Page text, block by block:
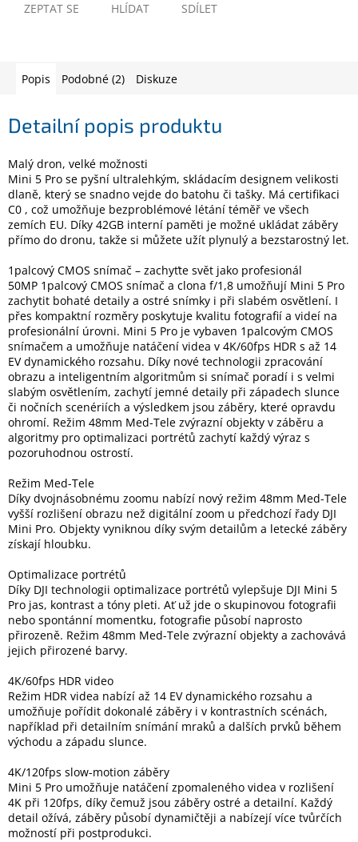
Velké
notebooky
Elektronika
Domácnost
%
Black
Friday
VÝPRODEJ
Akční
zboží
TONERY
A
CARTRIDGE
OEM
Sestavy
počítačů
Inpraise
Kamerové
systémy
MILESIGHT
Doprodej
Přihlášení
ZEPTAT SE HLÍDAT SDÍLET
Popis Podobné (2) Diskuze
Detailní popis produktu
Malý dron, velké možnosti
Mini 5 Pro se pyšní ultralehkým, skládacím designem velikosti
dlaně, který se snadno vejde do batohu či tašky. Má certifikaci
C0 , což umožňuje bezproblémové létání téměř ve všech
zemích EU. Díky 42GB interní paměti je možné ukládat záběry
přímo do dronu, takže si můžete užít plynulý a bezstarostný let.
1palcový CMOS snímač – zachyťte svět jako profesionál
50MP 1palcový CMOS snímač a clona f/1,8 umožňují Mini 5 Pro
zachytit bohaté detaily a ostré snímky i při slabém osvětlení. I
přes kompaktní rozměry poskytuje kvalitu fotografií a videí na
profesionální úrovni. Mini 5 Pro je vybaven 1palcovým CMOS
snímačem a umožňuje natáčení videa v 4K/60fps HDR s až 14
EV dynamického rozsahu. Díky nové technologii zpracování
obrazu a inteligentním algoritmům si snímač poradí i s velmi
slabým osvětlením, zachytí jemné detaily při západech slunce
či nočních scenériích a výsledkem jsou záběry, které opravdu
ohromí. Režim 48mm Med-Tele zvýrazní objekty v záběru a
algoritmy pro optimalizaci portrétů zachytí každý výraz s
pozoruhodnou ostrostí.
Režim Med-Tele
Díky dvojnásobnému zoomu nabízí nový režim 48mm Med-Tele
vyšší rozlišení obrazu než digitální zoom u předchozí řady DJI
Mini Pro. Objekty vyniknou díky svým detailům a letecké záběry
získají hloubku.
Optimalizace portrétů
Díky DJI technologii optimalizace portrétů vylepšuje DJI Mini 5
Pro jas, kontrast a tóny pleti. Ať už jde o skupinovou fotografii
nebo spontánní momentku, fotografie působí naprosto
přirozeně. Režim 48mm Med-Tele zvýrazní objekty a zachovává
jejich přirozené barvy.
4K/60fps HDR video
Režim HDR videa nabízí až 14 EV dynamického rozsahu a
umožňuje pořídit dokonalé záběry i v kontrastních scénách,
například při detailním snímání mraků a dalších prvků během
východu a západu slunce.
4K/120fps slow-motion záběry
Mini 5 Pro umožňuje natáčení zpomaleného videa v rozlišení
4K při 120fps, díky čemuž jsou záběry ostré a detailní. Každý
detail ožívá, záběry působí dynamičtěji a nabízejí více tvůrčích
možností při postprodukci.